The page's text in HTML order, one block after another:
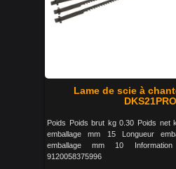
Lame de scie à
Poids Poids brut kg 0.30 Poids net
emballage mm 15 Longueur
emballage mm 10
9120058375996